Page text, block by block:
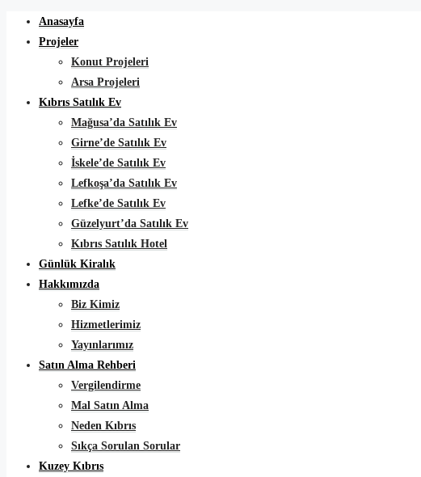
Anasayfa
Projeler
Konut Projeleri
Arsa Projeleri
Kıbrıs Satılık Ev
Mağusa’da Satılık Ev
Girne’de Satılık Ev
İskele’de Satılık Ev
Lefkoşa’da Satılık Ev
Lefke’de Satılık Ev
Güzelyurt’da Satılık Ev
Kıbrıs Satılık Hotel
Günlük Kiralık
Hakkımızda
Biz Kimiz
Hizmetlerimiz
Yayınlarımız
Satın Alma Rehberi
Vergilendirme
Mal Satın Alma
Neden Kıbrıs
Sıkça Sorulan Sorular
Kuzey Kıbrıs